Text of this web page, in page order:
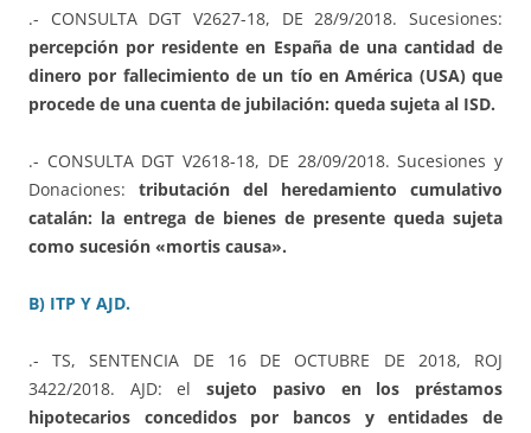
.- CONSULTA DGT V2627-18, DE 28/9/2018. Sucesiones:
percepción por residente en España de una cantidad de
dinero por fallecimiento de un tío en América (USA) que
procede de una cuenta de jubilación: queda sujeta al ISD.
.- CONSULTA DGT V2618-18, DE 28/09/2018. Sucesiones y
Donaciones: tributación del heredamiento cumulativo
catalán: la entrega de bienes de presente queda sujeta
como sucesión «mortis causa».
B) ITP Y AJD.
.- TS, SENTENCIA DE 16 DE OCTUBRE DE 2018, ROJ
3422/2018. AJD: elsujeto pasivo en los préstamos
hipotecarios concedidos por bancos y entidades de